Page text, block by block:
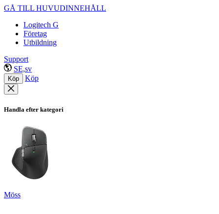
GÅ TILL HUVUDINNEHÅLL
Logitech G
Företag
Utbildning
Support
SE,sv
Köp Köp
Handla efter kategori
Möss